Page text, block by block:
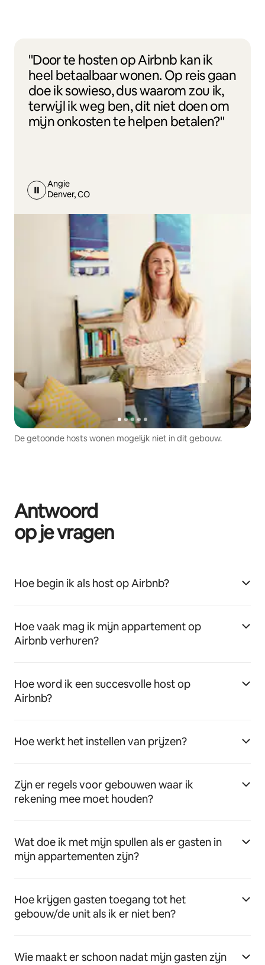
"Door te hosten op Airbnb kan ik
heel betaalbaar wonen. Op reis gaan
doe ik sowieso, dus waarom zou ik,
terwijl ik weg ben, dit niet doen om
mijn onkosten te helpen betalen?"
Angie
Denver, CO
De getoonde hosts wonen mogelijk niet in dit gebouw.
Antwoord
op je vragen
Hoe begin ik als host op Airbnb?
Hoe vaak mag ik mijn appartement op
Airbnb verhuren?
Hoe word ik een succesvolle host op
Airbnb?
Hoe werkt het instellen van prijzen?
Zijn er regels voor gebouwen waar ik
rekening mee moet houden?
Wat doe ik met mijn spullen als er gasten in
mijn appartementen zijn?
Hoe krijgen gasten toegang tot het
gebouw/de unit als ik er niet ben?
Wie maakt er schoon nadat mijn gasten zijn